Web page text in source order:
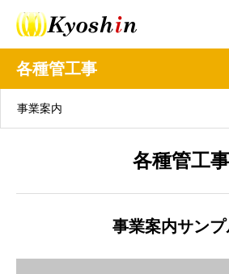
各種管工事
事業案内
各種管工事
事業案内サンプ